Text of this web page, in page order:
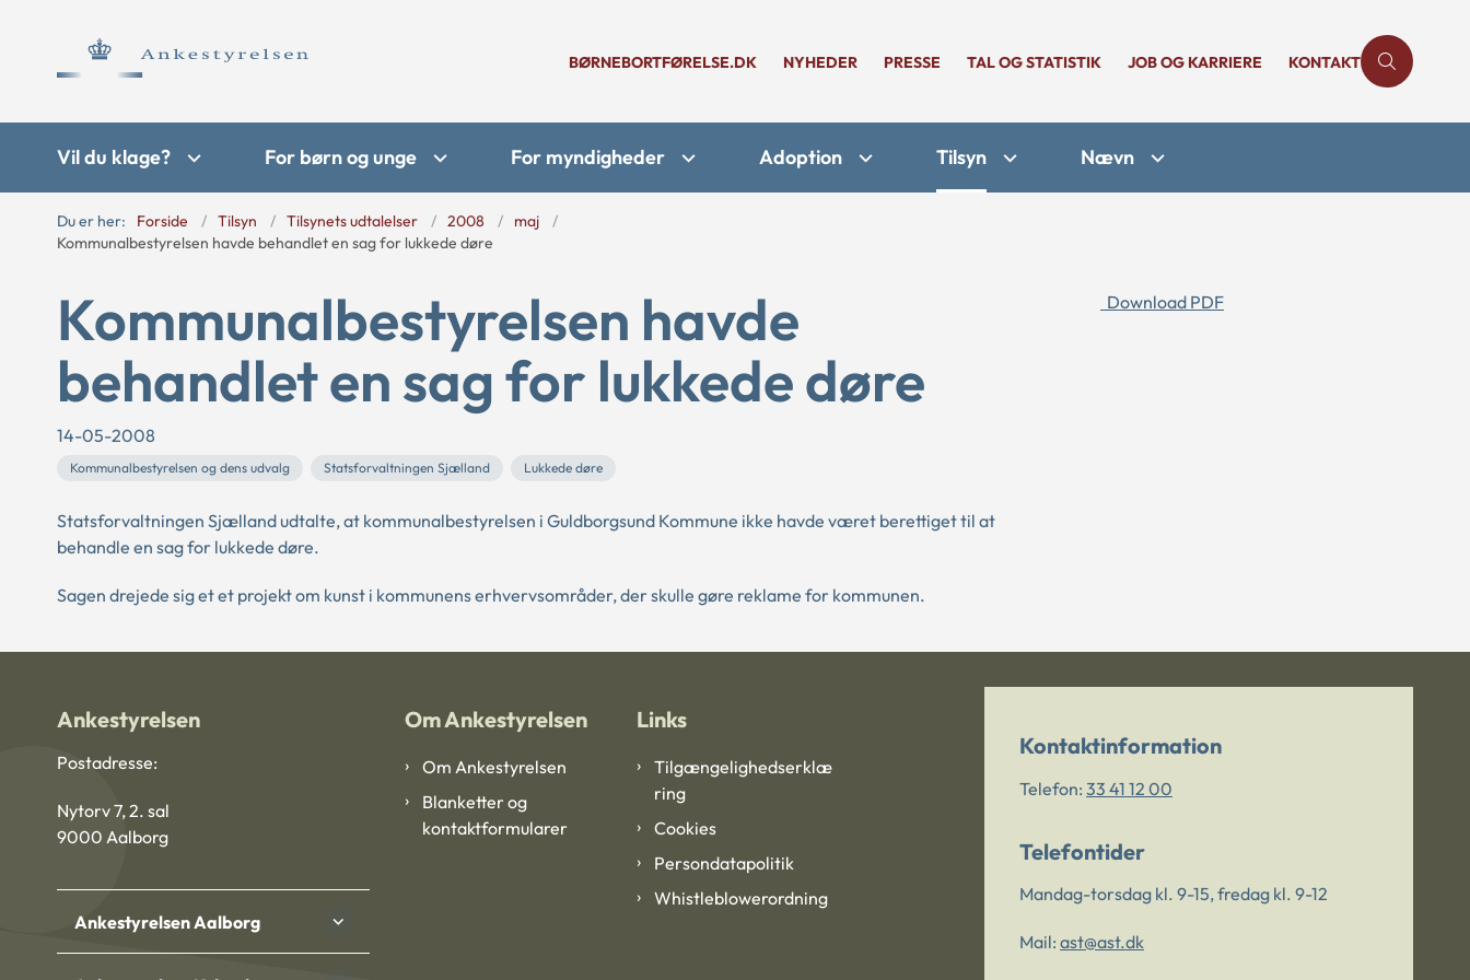
BØRNEBORTFØRELSE.DK NYHEDER PRESSE TAL OG STATISTIK JOB OG KARRIERE KONTAKT
Vil du klage? For børn og unge For myndigheder Adoption Tilsyn Nævn
Du er her: Forside Tilsyn Tilsynets udtalelser 2008
maj
Kommunalbestyrelsen havde behandlet en sag for lukkede døre
Kommunalbestyrelsen havde
behandlet en sag for lukkede døre
14-05-2008
Kommunalbestyrelsen og dens udvalg Statsforvaltningen Sjælland Lukkede døre
Statsforvaltningen Sjælland udtalte, at kommunalbestyrelsen i Guldborgsund Kommune ikke havde været berettiget til at
behandle en sag for lukkede døre.
Sagen drejede sig et et projekt om kunst i kommunens erhvervsområder, der skulle gøre reklame for kommunen.
Download PDF
Ankestyrelsen
Postadresse:
Nytorv 7, 2. sal
9000 Aalborg
Ankestyrelsen Aalborg
Om Ankestyrelsen
Om Ankestyrelsen
Blanketter og
kontaktformularer
Links
Tilgængelighedserklæ
ring
Cookies
Persondatapolitik
Whistleblowerordning
Kontaktinformation
Telefon: 33 41 12 00
Telefontider
Mandag-torsdag kl. 9-15, fredag kl. 9-12
Mail: ast@ast.dk